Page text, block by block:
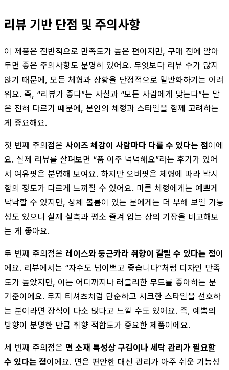
리뷰 기반 단점 및 주의사항
이 제품은 전반적으로 만족도가 높은 편이지만, 구매 전에 알아
두면 좋은 주의사항도 분명히 있어요. 무엇보다 리뷰 수가 많지
않기 때문에, 모든 체형과 상황을 단정적으로 일반화하기는 어려
워요. 즉, “리뷰가 좋다”는 사실과 “모든 사람에게 맞는다”는 말
은 전혀 다르기 때문에, 본인의 체형과 스타일을 함께 고려하는
게 중요해요.
첫 번째 주의점은 사이즈 체감이 사람마다 다를 수 있다는 점이에
요. 실제 리뷰를 살펴보면 “품 이주 넉넉해요”라는 후기가 있어
서 여유핏은 분명해 보여요. 하지만 오버핏은 체형에 따라 박시
함의 정도가 다르게 느껴질 수 있어요. 마른 체형에게는 예쁘게
낙낙할 수 있지만, 상체 볼륨이 있는 분에게는 더 부해 보일 가능
성도 있으니 실제 실측과 평소 즐겨 입는 상의 기장을 비교해보
는 게 좋아요.
두 번째 주의점은 레이스와 둥근카라 취향이 갈릴 수 있다는 점이
에요. 리뷰에서는 “자수도 넘이쁘고 좋습니다”처럼 디자인 만족
도가 높았지만, 이는 어디까지나 러블리한 무드를 좋아하는 분
기준이에요. 무지 티셔츠처럼 단순하고 시크한 스타일을 선호하
는 분이라면 장식이 다소 많다고 느낄 수도 있어요. 즉, 예쁨의
방향이 분명한 만큼 취향 적합도가 중요한 제품이에요.
세 번째 주의점은 면 소재 특성상 구김이나 세탁 관리가 필요할
수 있다는 점이에요. 면은 편안한 대신 관리가 아주 쉬운 기능성